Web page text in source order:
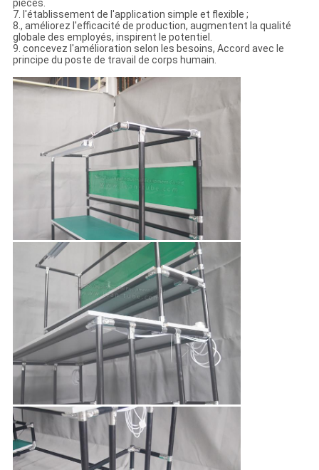
pièces.
7. l'établissement de l'application simple et flexible ;
8., améliorez l'efficacité de production, augmentent la qualité
globale des employés, inspirent le potentiel.
9. concevez l'amélioration selon les besoins, Accord avec le
principe du poste de travail de corps humain.